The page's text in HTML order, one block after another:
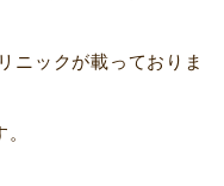
ニックが載っておりま